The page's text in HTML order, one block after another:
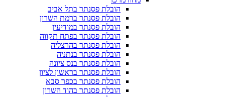
הובלת פסנתר בתל אביב
הובלת פסנתר ברמת השרון
הובלת פסנתר במודיעין
הובלת פסנתר בפתח תקווה
הובלת פסנתר בהרצליה
הובלת פסנתר בנתניה
הובלת פסנתר בנס ציונה
הובלת פסנתר בראשון לציון
הובלת פסנתר בכפר סבא
הובלת פסנתר בהוד השרון